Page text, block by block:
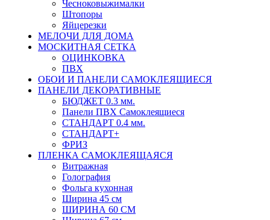
Чесноковыжималки
Штопоры
Яйцерезки
МЕЛОЧИ ДЛЯ ДОМА
МОСКИТНАЯ СЕТКА
ОЦИНКОВКА
ПВХ
ОБОИ И ПАНЕЛИ САМОКЛЕЯЩИЕСЯ
ПАНЕЛИ ДЕКОРАТИВНЫЕ
БЮДЖЕТ 0.3 мм.
Панели ПВХ Самоклеящиеся
СТАНДАРТ 0.4 мм.
СТАНДАРТ+
ФРИЗ
ПЛЕНКА САМОКЛЕЯЩАЯСЯ
Витражная
Голография
Фольга кухонная
Ширина 45 см
ШИРИНА 60 СМ